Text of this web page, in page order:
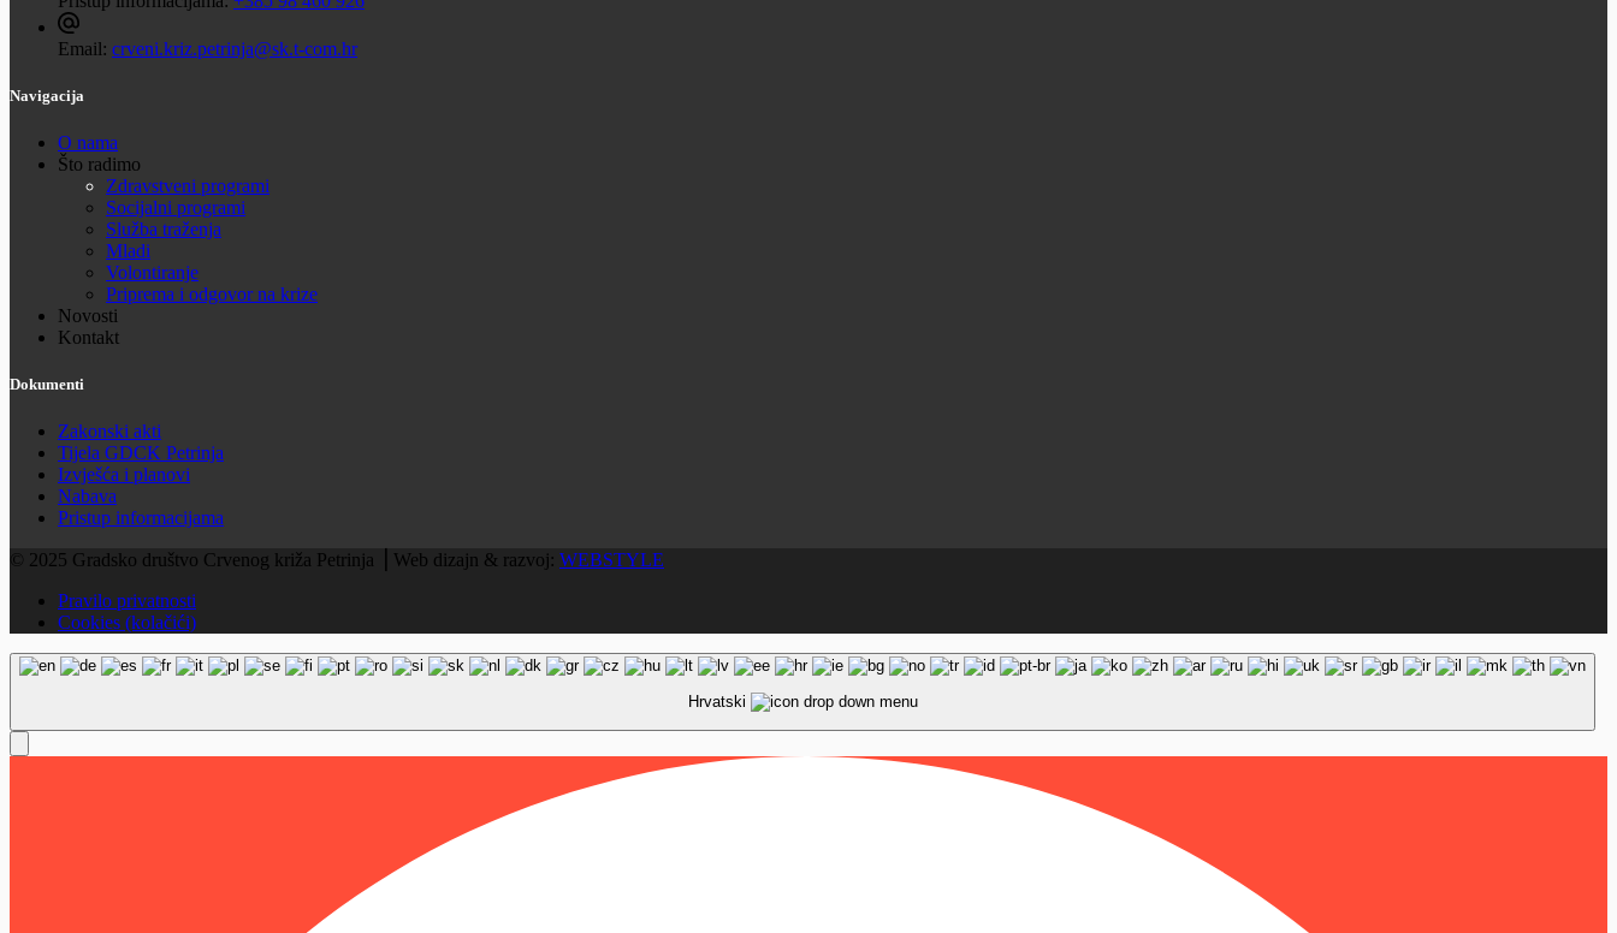
Email: crveni.kriz.petrinja@sk.t-com.hr
Navigacija
O nama
Što radimo
Zdravstveni programi
Socijalni programi
Služba traženja
Mladi
Volontiranje
Priprema i odgovor na krize
Novosti
Kontakt
Dokumenti
Zakonski akti
Tijela GDCK Petrinja
Izvješća i planovi
Nabava
Pristup informacijama
© 2025 Gradsko društvo Crvenog križa Petrinja ⎟ Web dizajn & razvoj: WEBSTYLE
Pravilo privatnosti
Cookies (kolačići)
Hrvatski